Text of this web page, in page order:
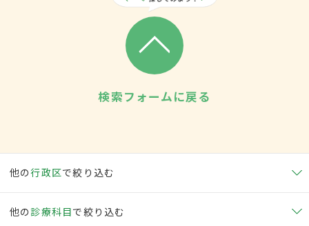
検索フォームに戻る
他の行政区で絞り込む
他の 診療科目で絞り込む